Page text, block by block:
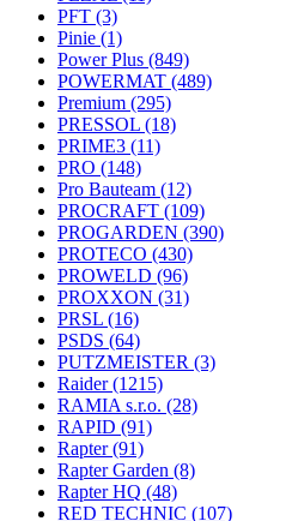
PFT (3)
Pinie (1)
Power Plus (849)
POWERMAT (489)
Premium (295)
PRESSOL (18)
PRIME3 (11)
PRO (148)
Pro Bauteam (12)
PROCRAFT (109)
PROGARDEN (390)
PROTECO (430)
PROWELD (96)
PROXXON (31)
PRSL (16)
PSDS (64)
PUTZMEISTER (3)
Raider(1215)
RAMIA s.r.o. (28)
RAPID (91)
Rapter(91)
Rapter Garden (8)
Rapter HQ (48)
RED TECHNIC (107)